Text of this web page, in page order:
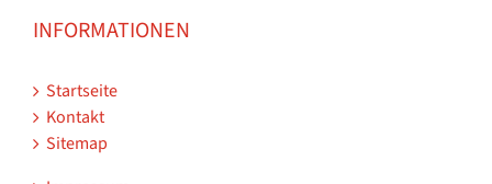
INFORMATIONEN
Startseite
Kontakt
Sitemap